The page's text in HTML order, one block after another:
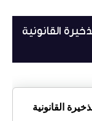
القانونية
القانونية